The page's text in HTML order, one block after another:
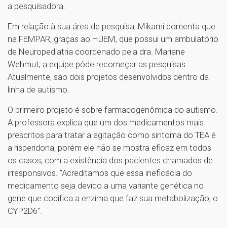
a pesquisadora.
Em relação à sua área de pesquisa, Mikami comenta que
na FEMPAR, graças ao HUEM, que possui um ambulatório
de Neuropediatria coordenado pela dra. Mariane
Wehmut, a equipe pôde recomeçar as pesquisas.
Atualmente, são dois projetos desenvolvidos dentro da
linha de autismo.
O primeiro projeto é sobre farmacogenômica do autismo.
A professora explica que um dos medicamentos mais
prescritos para tratar a agitação como sintoma do TEA é
a risperidona, porém ele não se mostra eficaz em todos
os casos, com a existência dos pacientes chamados de
irresponsivos. “Acreditamos que essa ineficácia do
medicamento seja devido a uma variante genética no
gene que codifica a enzima que faz sua metabolização, o
CYP2D6”.